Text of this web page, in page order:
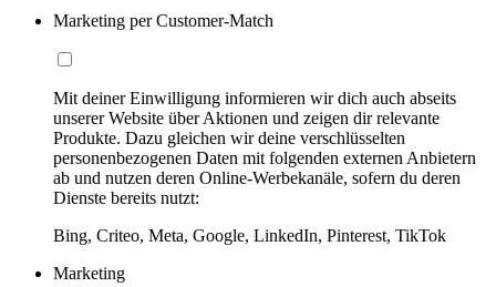
Marketing per Customer-Match
Mit deiner Einwilligung informieren wir dich auch abseits
unserer Website über Aktionen und zeigen dir relevante
Produkte. Dazu gleichen wir deine verschlüsselten
personenbezogenen Daten mit folgenden externen Anbietern
ab und nutzen deren Online-Werbekanäle, sofern du deren
Dienste bereits nutzt:
Bing, Criteo, Meta, Google, LinkedIn, Pinterest, TikTok
Marketing